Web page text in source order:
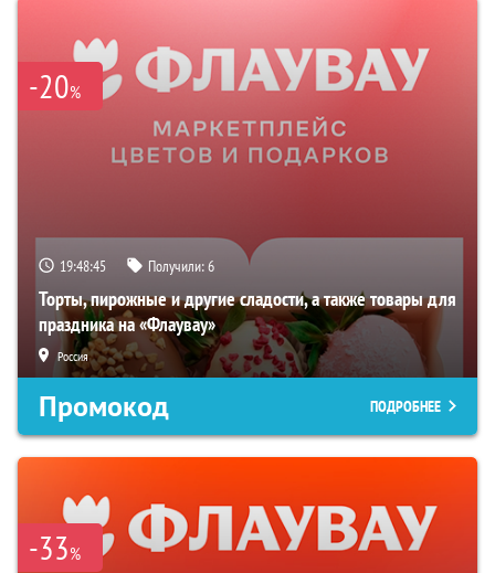
-20%
19:48:44 Получили:6
Торты, пирожные и другие сладости, а также товары для
праздника на «Флаувау»
Россия
Промокод ПОДРОБНЕЕ
-33%